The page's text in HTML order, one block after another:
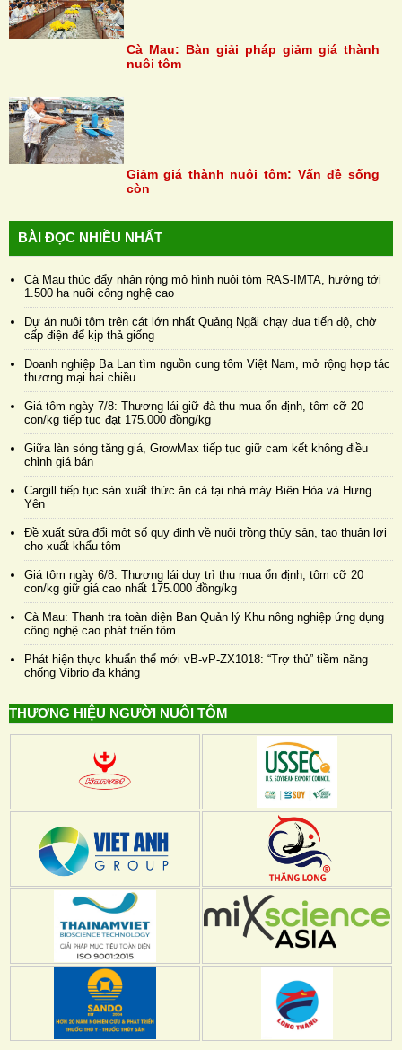
Cà Mau: Bàn giải pháp giảm giá thành
nuôi tôm
Giảm giá thành nuôi tôm: Vấn đề sống
còn
BÀI ĐỌC NHIỀU NHẤT
Cà Mau thúc đẩy nhân rộng mô hình nuôi tôm RAS-IMTA, hướng tới
1.500 ha nuôi công nghệ cao
Dự án nuôi tôm trên cát lớn nhất Quảng Ngãi chạy đua tiến độ, chờ
cấp điện để kịp thả giống
Doanh nghiệp Ba Lan tìm nguồn cung tôm Việt Nam, mở rộng hợp tác
thương mại hai chiều
Giá tôm ngày 7/8: Thương lái giữ đà thu mua ổn định, tôm cỡ 20
con/kg tiếp tục đạt 175.000 đồng/kg
Giữa làn sóng tăng giá, GrowMax tiếp tục giữ cam kết không điều
chỉnh giá bán
Cargill tiếp tục sản xuất thức ăn cá tại nhà máy Biên Hòa và Hưng
Yên
Đề xuất sửa đổi một số quy định về nuôi trồng thủy sản, tạo thuận lợi
cho xuất khẩu tôm
Giá tôm ngày 6/8: Thương lái duy trì thu mua ổn định, tôm cỡ 20
con/kg giữ giá cao nhất 175.000 đồng/kg
Cà Mau: Thanh tra toàn diện Ban Quản lý Khu nông nghiệp ứng dụng
công nghệ cao phát triển tôm
Phát hiện thực khuẩn thể mới vB-vP-ZX1018: “Trợ thủ” tiềm năng
chống Vibrio đa kháng
THƯƠNG HIỆU NGƯỜI NUÔI TÔM